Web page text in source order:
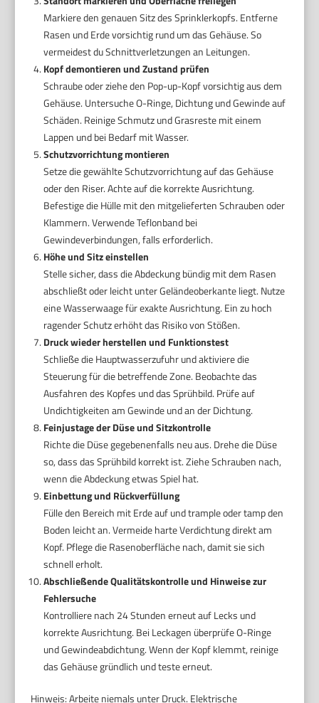
Markiere den genauen Sitz des Sprinklerkopfs. Entferne
Rasen und Erde vorsichtig rund um das Gehäuse. So
vermeidest du Schnittverletzungen an Leitungen.
Kopf demontieren und Zustand prüfen
Schraube oder ziehe den Pop-up-Kopf vorsichtig aus dem
Gehäuse. Untersuche O-Ringe, Dichtung und Gewinde auf
Schäden. Reinige Schmutz und Grasreste mit einem
Lappen und bei Bedarf mit Wasser.
Schutzvorrichtung montieren
Setze die gewählte Schutzvorrichtung auf das Gehäuse
oder den Riser. Achte auf die korrekte Ausrichtung.
Befestige die Hülle mit den mitgelieferten Schrauben oder
Klammern. Verwende Teflonband bei
Gewindeverbindungen, falls erforderlich.
Höhe und Sitz einstellen
Stelle sicher, dass die Abdeckung bündig mit dem Rasen
abschließt oder leicht unter Geländeoberkante liegt. Nutze
eine Wasserwaage für exakte Ausrichtung. Ein zu hoch
ragender Schutz erhöht das Risiko von Stößen.
Druck wieder herstellen und Funktionstest
Schließe die Hauptwasserzufuhr und aktiviere die
Steuerung für die betreffende Zone. Beobachte das
Ausfahren des Kopfes und das Sprühbild. Prüfe auf
Undichtigkeiten am Gewinde und an der Dichtung.
Feinjustage der Düse und Sitzkontrolle
Richte die Düse gegebenenfalls neu aus. Drehe die Düse
so, dass das Sprühbild korrekt ist. Ziehe Schrauben nach,
wenn die Abdeckung etwas Spiel hat.
Einbettung und Rückverfüllung
Fülle den Bereich mit Erde auf und trample oder tamp den
Boden leicht an. Vermeide harte Verdichtung direkt am
Kopf. Pflege die Rasenoberfläche nach, damit sie sich
schnell erholt.
Abschließende Qualitätskontrolle und Hinweise zur
Fehlersuche
Kontrolliere nach 24 Stunden erneut auf Lecks und
korrekte Ausrichtung. Bei Leckagen überprüfe O-Ringe
und Gewindeabdichtung. Wenn der Kopf klemmt, reinige
das Gehäuse gründlich und teste erneut.
Hinweis: Arbeite niemals unter Druck. Elektrische